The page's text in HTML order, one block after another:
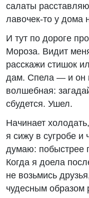
салаты
лавочек-то у дома
И тут по дороге
Мороза. Видит
расскажи стишок
дам. Спела — и он
волшебная:
сбудется. Ушел.
Начинает
я сижу в сугробе и
думаю: побыстрее
Когда я доела
не возьмись
чудесным образом